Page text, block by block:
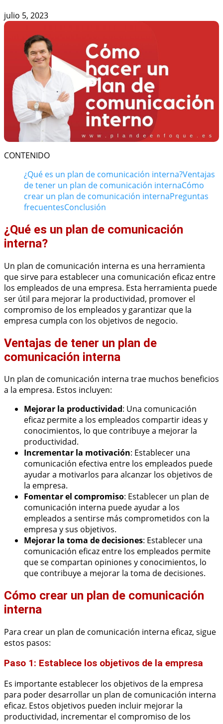
julio 5, 2023
CONTENIDO
¿Qué es un plan de comunicación interna?Ventajas
de tener un plan de comunicación internaCómo
crear un plan de comunicación internaPreguntas
frecuentesConclusión
¿Qué es un plan de comunicación
interna?
Un plan de comunicación interna es una herramienta
que sirve para establecer una comunicación eficaz entre
los empleados de una empresa. Esta herramienta puede
ser útil para mejorar la productividad, promover el
compromiso de los empleados y garantizar que la
empresa cumpla con los objetivos de negocio.
Ventajas de tener un plan de
comunicación interna
Un plan de comunicación interna trae muchos beneficios
a la empresa. Estos incluyen:
Mejorar la productividad: Una comunicación
eficaz permite a los empleados compartir ideas y
conocimientos, lo que contribuye a mejorar la
productividad.
Incrementar la motivación: Establecer una
comunicación efectiva entre los empleados puede
ayudar a motivarlos para alcanzar los objetivos de
la empresa.
Fomentar el compromiso: Establecer un plan de
comunicación interna puede ayudar a los
empleados a sentirse más comprometidos con la
empresa y sus objetivos.
Mejorar la toma de decisiones: Establecer una
comunicación eficaz entre los empleados permite
que se compartan opiniones y conocimientos, lo
que contribuye a mejorar la toma de decisiones.
Cómo crear un plan de comunicación
interna
Para crear un plan de comunicación interna eficaz, sigue
estos pasos:
Paso 1: Establece los objetivos de la empresa
Es importante establecer los objetivos de la empresa
para poder desarrollar un plan de comunicación interna
eficaz. Estos objetivos pueden incluir mejorar la
productividad, incrementar el compromiso de los